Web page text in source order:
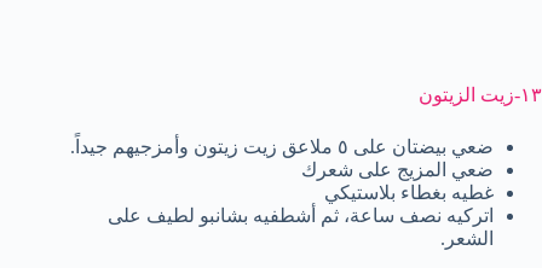
١٣-زیت الزیتون
ضعي بیضتان على ٥ ملاعق زیت زیتون وأمزجیھم جیداً.
ضعي المزیج على شعرك
غطیه بغطاء بلاستیكي
اتركيه نصف ساعة، ثم أشطفيه بشانبو لطیف على
الشعر.